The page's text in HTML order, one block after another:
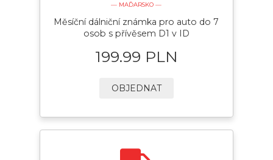
— MAĎARSKO —
Měsíční dálniční známka pro auto do 7
osob s přívěsem D1 v ID
199.99 PLN
OBJEDNAT